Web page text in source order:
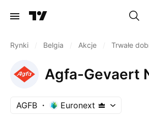
Rynki Belgia Akcje Trwałe
Agfa-Gevaert
AGFB Euronext